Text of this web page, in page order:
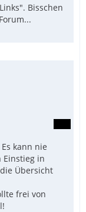
Bisschen
kann nie
Einstieg in
Übersicht
frei von